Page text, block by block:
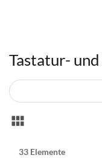
Tastatur-
Anzeigen
Liste
33 Elemente